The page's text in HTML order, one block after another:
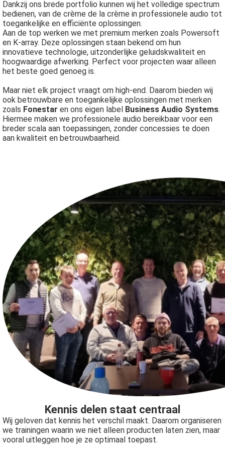
Dankzij ons brede portfolio kunnen wij het volledige spectrum
bedienen, van de crème de la crème in professionele audio tot
toegankelijke en efficiënte oplossingen.
Aan de top werken we met premium merken zoals Powersoft
en K-array. Deze oplossingen staan bekend om hun
innovatieve technologie, uitzonderlijke geluidskwaliteit en
hoogwaardige afwerking. Perfect voor projecten waar alleen
het beste goed genoeg is.
Maar niet elk project vraagt om high-end. Daarom bieden wij
ook betrouwbare en toegankelijke oplossingen met merken
zoals Fonestar en ons eigen label Business Audio Systems.
Hiermee maken we professionele audio bereikbaar voor een
breder scala aan toepassingen, zonder concessies te doen
aan kwaliteit en betrouwbaarheid.
Kennis delen staat centraal
Wij geloven dat kennis het verschil maakt. Daarom organiseren
we trainingen waarin we niet alleen producten laten zien, maar
vooral uitleggen hoe je ze optimaal toepast.